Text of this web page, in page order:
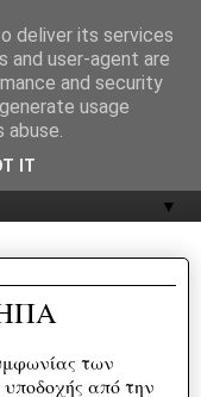
▼
των
από την
deliver its services
and user-agent are
and security
usage
IT